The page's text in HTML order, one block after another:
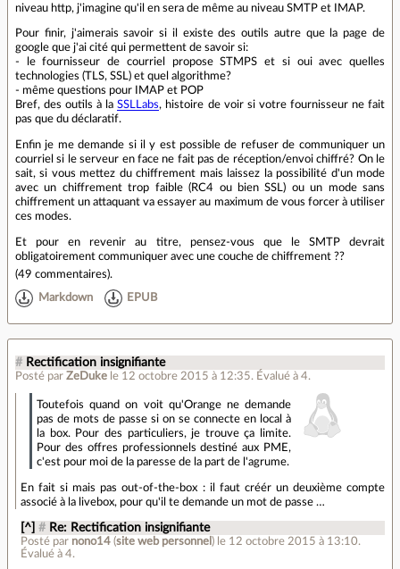
niveau http, j'imagine qu'il en sera de même au niveau SMTP et IMAP.
Pour finir, j'aimerais savoir si il existe des outils autre que la page de
google que j'ai cité qui permettent de savoir si:
- le fournisseur de courriel propose STMPS et si oui avec quelles
technologies (TLS, SSL) et quel algorithme?
- même questions pour IMAP et POP
Bref, des outils à laSSLLabs, histoire de voir si votre fournisseur ne fait
pas que du déclaratif.
Enfin je me demande si il y est possible de refuser de communiquer un
courriel si le serveur en face ne fait pas de réception/envoi chiffré? On le
sait, si vous mettez du chiffrement mais laissez la possibilité d'un mode
avec un chiffrement trop faible (RC4 ou bien SSL) ou un mode sans
chiffrement un attaquant va essayer au maximum de vous forcer à utiliser
ces modes.
Et pour en revenir au titre, pensez-vous que le SMTP devrait
obligatoirement communiquer avec une couche de chiffrement ??
(49 commentaires).
Markdown EPUB
# Rectification insignifiante
Posté par ZeDuke le 12 octobre 2015 à 12:35. Évalué à 4.
Toutefois quand on voit qu'Orange ne demande
pas de mots de passe si on se connecte en local à
la box. Pour des particuliers, je trouve ça limite.
Pour des offres professionnels destiné aux PME,
c'est pour moi de la paresse de la part de l'agrume.
En fait si mais pas out-of-the-box : il faut créér un deuxième compte
associé à la livebox, pour qu'il te demande un mot de passe …
[^] # Re: Rectification insignifiante
Posté par nono14 (site web personnel ) le 12 octobre 2015 à 13:10.
Évalué à4.